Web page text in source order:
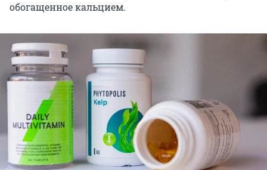
обогащенное кальцием.